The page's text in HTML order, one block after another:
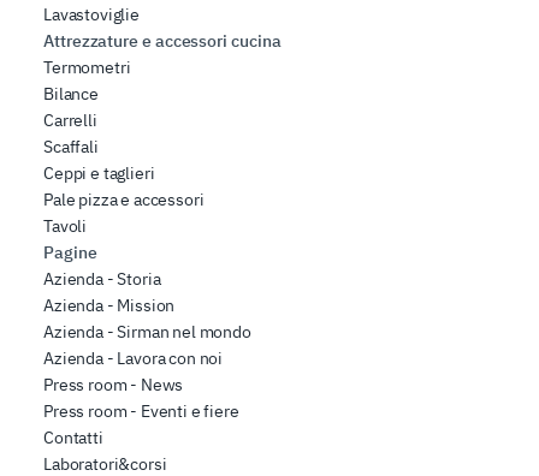
Lavastoviglie
Attrezzature e accessori cucina
Termometri
Bilance
Carrelli
Scaffali
Ceppi e taglieri
Pale pizza e accessori
Tavoli
Pagine
Azienda - Storia
Azienda - Mission
Azienda - Sirman nel mondo
Azienda - Lavora con noi
Press room - News
Press room - Eventi e fiere
Contatti
Laboratori&corsi